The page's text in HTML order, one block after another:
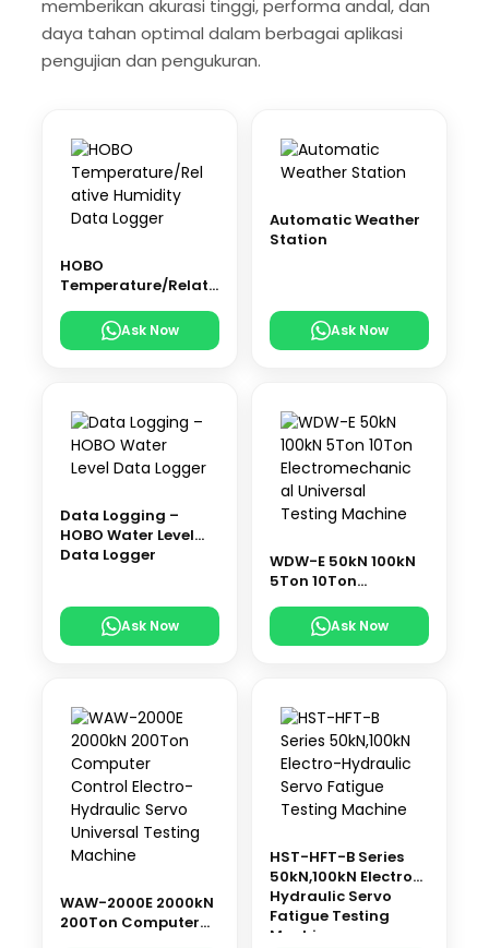
memberikan akurasi tinggi, performa andal, dan
daya tahan optimal dalam berbagai aplikasi
pengujian dan pengukuran.
HOBO
Temperature/Relati
Logger Ask Now
Automatic Weather
Station
Ask Now
Data Logging –
HOBO Water Level
Data Logger
Ask Now
WDW-E 50kN 100kN
5Ton 10Ton
Universal Testing
Machine
Ask Now
WAW-2000E 2000kN
200Ton Computer
HST-HFT-B Series
50kN,100kN Electro-
Hydraulic Servo
Fatigue Testing
Machine